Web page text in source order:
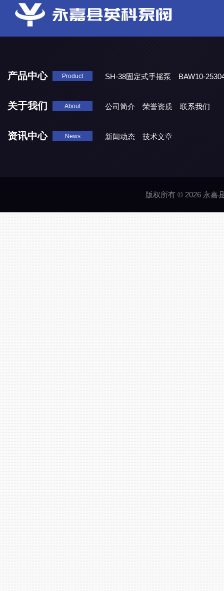
产品中心 Product SH-38固定式手摇泵
BAW10-
关于我们 About 公司简介 荣誉资质 联系我们
资讯中心 News 新闻动态 技术文章
版权所有 © 2026 永嘉